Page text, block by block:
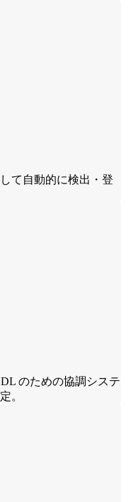
て自動的に検出・登
のための協調システ
。